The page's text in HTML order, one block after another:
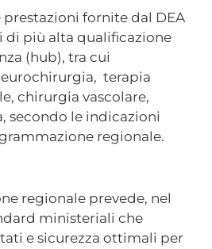
prestazioni fornite dal DEA
di più alta qualificazione
(hub), tra cui
terapia
chirurgia vascolare,
secondo le indicazioni
regionale.
regionale prevede, nel
ministeriali che
e sicurezza ottimali per